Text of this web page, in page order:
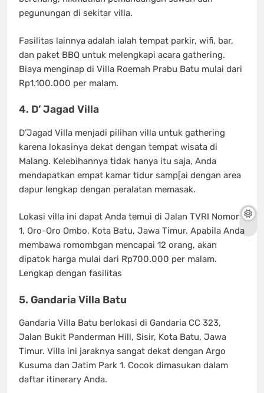
pegunungan di sekitar villa.
Fasilitas lainnya adalah ialah tempat parkir, wifi, bar,
dan paket BBQ untuk melengkapi acara gathering.
Biaya menginap di Villa Roemah Prabu Batu mulai dari
Rp1.100.000 per malam.
4. D’ Jagad Villa
D’Jagad Villa menjadi pilihan villa untuk gathering
karena lokasinya dekat dengan tempat wisata di
Malang. Kelebihannya tidak hanya itu saja, Anda
mendapatkan empat kamar tidur samp[ai dengan area
dapur lengkap dengan peralatan memasak.
Lokasi villa ini dapat Anda temui di Jalan TVRI Nomor
1, Oro-Oro Ombo, Kota Batu, Jawa Timur. Apabila Anda
membawa romombgan mencapai 12 orang, akan
dipatok harga mulai dari Rp700.000 per malam.
Lengkap dengan fasilitas
5. Gandaria Villa Batu
Gandaria Villa Batu berlokasi di Gandaria CC 323,
Jalan Bukit Panderman Hill, Sisir, Kota Batu, Jawa
Timur. Villa ini jaraknya sangat dekat dengan Argo
Kusuma dan Jatim Park 1. Cocok dimasukan dalam
daftar itinerary Anda.